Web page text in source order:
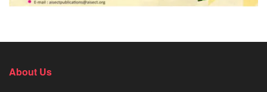
About Us